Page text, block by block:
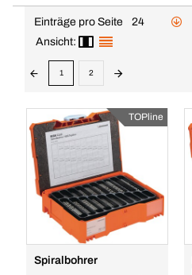
Einträge pro Seite
24
Ansicht:
1 2
TOPline
Spiralbohrer